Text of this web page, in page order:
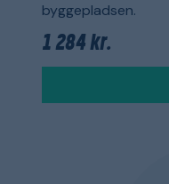
byggepladsen.
1 284 kr.